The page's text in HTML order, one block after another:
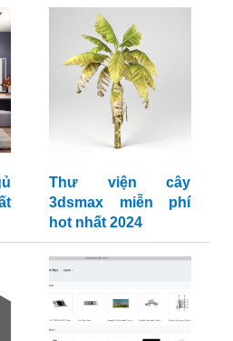
Thư viện cây
3dsmax miễn phí
hot nhất 2024